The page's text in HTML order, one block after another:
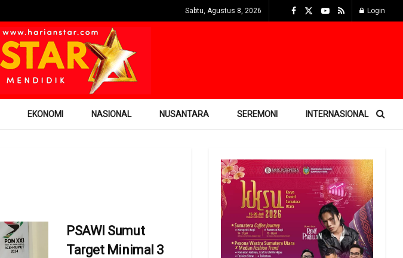
Sabtu, Agustus 8, 2026 Login
EKONOMI NASIONAL NUSANTARA SEREMONI INTERNASIONAL
PSAWI Sumut
Target Minimal 3